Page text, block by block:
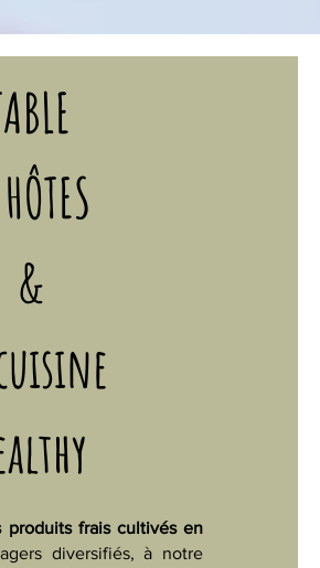
&
produits frais cultivés en
diversifiés, à notre